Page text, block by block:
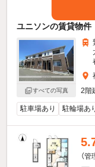
ユニソンの賃貸物件
すべての写真
2階
駐車場あり 駐輪場あ
（